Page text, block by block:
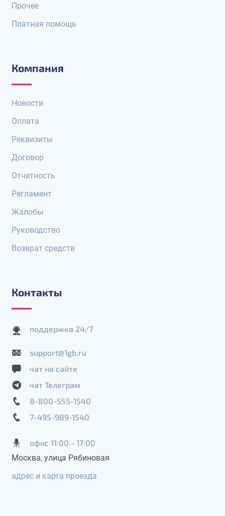
Прочее
Платная помощь
Компания
Новости
Оплата
Реквизиты
Договор
Отчетность
Регламент
Жалобы
Руководство
Возврат средств
Контакты
поддержка 24/7
support@1gb.ru
чат на сайте
чат Телеграм
8-800-555-1540
7-495-989-1540
офис 11:00 - 17:00
Москва, улица Рябиновая
адрес и карта проезда